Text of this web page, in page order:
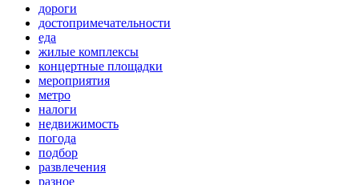
дороги
достопримечательности
еда
жилые комплексы
концертные площадки
мероприятия
метро
налоги
недвижимость
погода
подбор
развлечения
разное